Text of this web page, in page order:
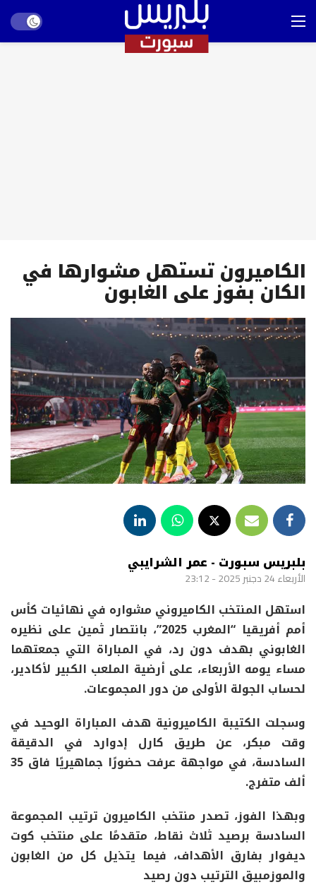
mode
الكاميرون تستهل مشوارها في
الكان بفوز على الغابون
بلبريس سبورت - عمر الشرايبي
الأربعاء 24 دجنبر 2025 - 23:12
استهل المنتخب الكاميروني مشواره في نهائيات كأس
أمم أفريقيا “المغرب 2025”، بانتصار ثمين على نظيره
الغابوني بهدف دون رد، في المباراة التي جمعتهما
مساء يومه الأربعاء، على أرضية الملعب الكبير لأكادير،
لحساب الجولة الأولى من دور المجموعات.
وسجلت الكتيبة الكاميرونية هدف المباراة الوحيد في
وقت مبكر، عن طريق كارل إدوارد في الدقيقة
السادسة، في مواجهة عرفت حضورًا جماهيريًا فاق 35
ألف متفرج.
وبهذا الفوز، تصدر منتخب الكاميرون ترتيب المجموعة
السادسة برصيد ثلاث نقاط، متقدمًا على منتخب كوت
ديفوار بفارق الأهداف، فيما يتذيل كل من الغابون
والموزمبيق الترتيب دون رصيد